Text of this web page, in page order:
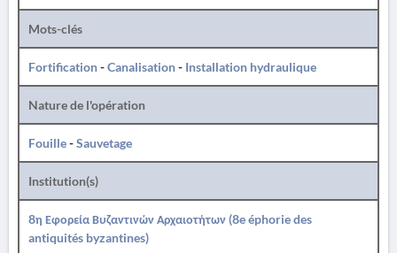
Mots-clés
Fortification-Canalisation- Installation hydraulique
Nature de l'opération
Fouille-Sauvetage
Institution(s)
8η Εφορεία Βυζαντινών Αρχαιοτήτων (8e éphorie des
antiquités byzantines)